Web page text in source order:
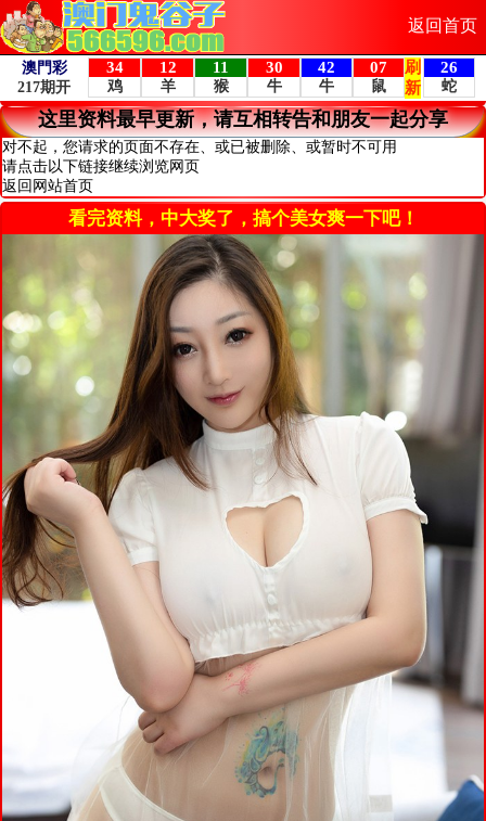
返回首页
这里资料最早更新，请互相转告和朋友一起分享
对不起，您请求的页面不存在、或已被删除、或暂时不可用
请点击以下链接继续浏览网页
返回网站首页
看完资料，中大奖了，搞个美女爽一下吧！